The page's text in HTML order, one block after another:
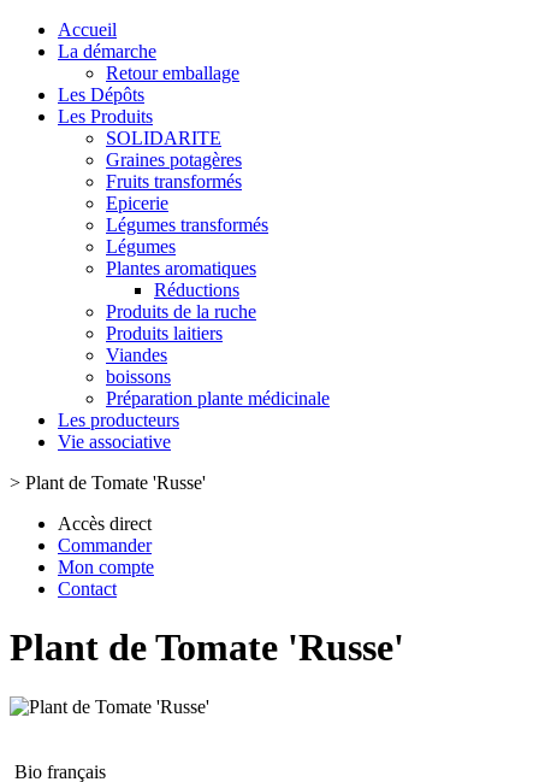
Accueil
La démarche
Retour emballage
Les Dépôts
Les Produits
SOLIDARITE
Graines potagères
Fruits transformés
Epicerie
Légumes transformés
Légumes
Plantes aromatiques
Réductions
Produits de la ruche
Produits laitiers
Viandes
boissons
Préparation plante médicinale
Les producteurs
Vie associative
> Plant de Tomate 'Russe'
Accès direct
Commander
Mon compte
Contact
Plant de Tomate 'Russe'
Bio français